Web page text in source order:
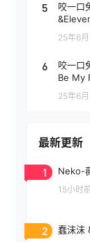
5
咬一口
25年6
6
咬一口
Be My
25年6
最新更新
1
15小时
2